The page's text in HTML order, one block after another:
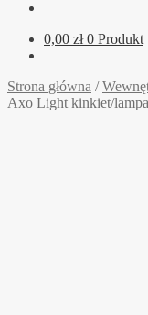
0,00 zł 0 Produkt
Strona główna /
Axo Light kinkiet/